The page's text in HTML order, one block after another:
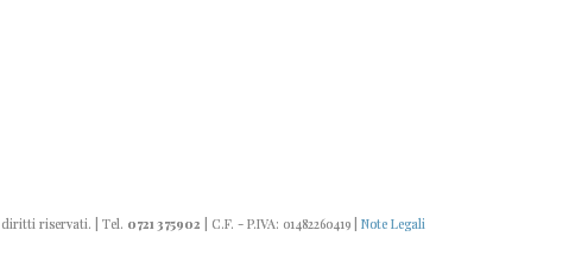
diritti riservati. | Tel. 0721 375902 | C.F. - P.IVA: 01482260419 | Note Legali